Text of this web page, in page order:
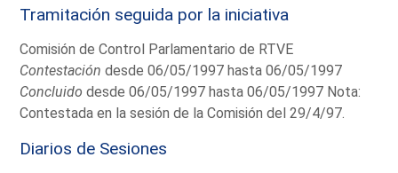
Tramitación seguida por la iniciativa
Comisión de Control Parlamentario de RTVE
Contestación desde 06/05/1997 hasta 06/05/1997
Concluido desde 06/05/1997 hasta 06/05/1997 Nota:
Contestada en la sesión de la Comisión del 29/4/97.
Diarios de Sesiones